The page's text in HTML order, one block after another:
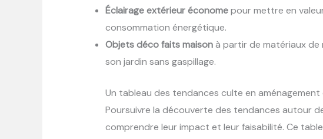
Éclairage extérieur économepour mettre en
consommation énergétique.
Objets déco faits maisonà partir de matériaux de
son jardin sans gaspillage.
Un tableau des tendances culte en
Poursuivre la découverte des tendances autour
comprendre leur impact et leur faisabilité. Ce